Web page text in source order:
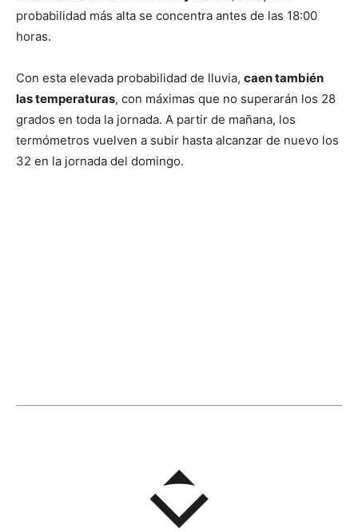
probabilidad más alta se concentra antes de las 18:00
horas.
Con esta elevada probabilidad de lluvia, caen también
las temperaturas, con máximas que no superarán los 28
grados en toda la jornada. A partir de mañana, los
termómetros vuelven a subir hasta alcanzar de nuevo los
32 en la jornada del domingo.